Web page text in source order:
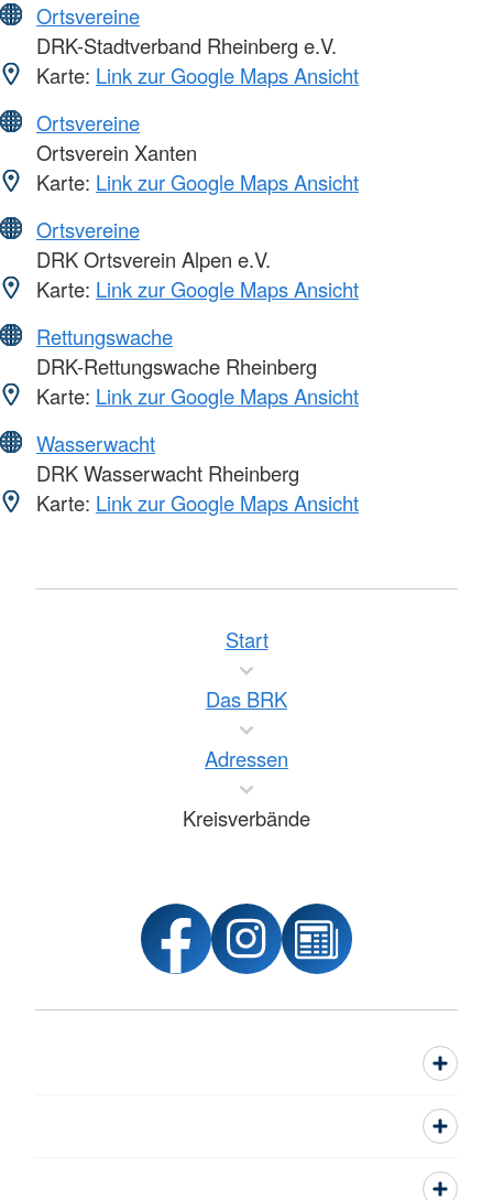
Ortsvereine
DRK-Stadtverband Rheinberg e.V.
Karte: Link zur Google Maps Ansicht
Ortsvereine
Ortsverein Xanten
Karte: Link zur Google Maps Ansicht
Ortsvereine
DRK Ortsverein Alpen e.V.
Karte: Link zur Google Maps Ansicht
Rettungswache
DRK-Rettungswache Rheinberg
Karte: Link zur Google Maps Ansicht
Wasserwacht
DRK Wasserwacht Rheinberg
Karte: Link zur Google Maps Ansicht
Start
Das BRK
Adressen
Kreisverbände